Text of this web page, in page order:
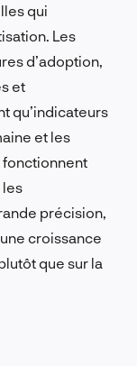
qui
Les
d’adoption,
et
qu’indicateurs
et les
fonctionnent
les
précision,
croissance
que sur la